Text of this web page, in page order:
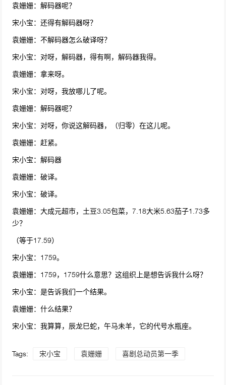
袁姗姗：解码器呢？
宋小宝：还得有解码器呀？
袁姗姗：不解码器怎么破译呀？
宋小宝：对呀，解码器，得有啊，解码器我得。
袁姗姗：拿来呀。
宋小宝：对呀，我放哪儿了呢。
袁姗姗：解码器呢？
宋小宝：对呀，你说这解码器，（归零）在这儿呢。
袁姗姗：赶紧。
宋小宝：解码器
袁姗姗：破译。
宋小宝：破译。
袁姗姗：大成元超市，土豆3.05包菜，7.18大米5.63茄子1.73多
少？
（等于17.59）
宋小宝：1759。
袁姗姗：1759，1759什么意思？这组织上是想告诉我什么呀？
宋小宝：是告诉我们一个结果。
袁姗姗：什么结果？
宋小宝：我算算，辰龙巳蛇，午马未羊，它的代号水瓶座。
Tags: 宋小宝 袁姗姗 喜剧总动员第一季